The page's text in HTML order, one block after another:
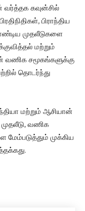
வர்த்தக கவுன்சில்
பிராந்திய
முதலீடுகளை
மற்றும்
வணிக சமூகங்களுக்கு
தொடர்ந்து
மற்றும் ஆசியான்
முதலீடு, வணிக
மேம்படுத்தும் முக்கிய